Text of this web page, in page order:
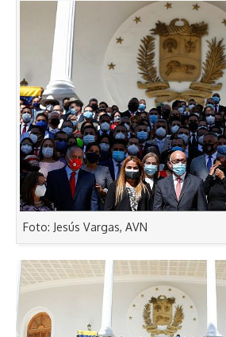
Foto: Jesús Vargas, AVN